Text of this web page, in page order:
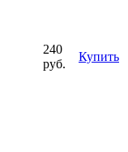
240
руб.
Купить